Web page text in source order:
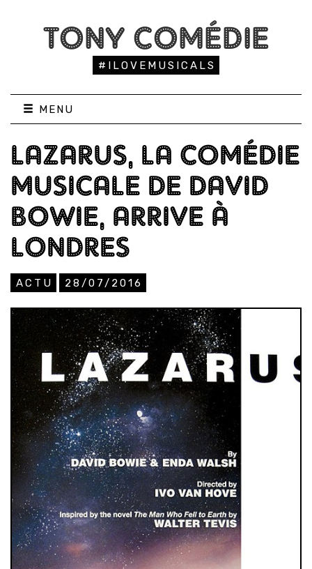
TONY COMÉDIE
#ILOVEMUSICALS
MENU
LAZARUS, LA COMÉDIE
MUSICALE DE DAVID
BOWIE, ARRIVE À
LONDRES
ACTU 28/07/2016